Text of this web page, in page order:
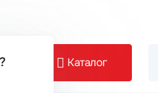
Каталог